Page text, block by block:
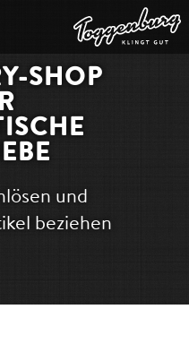
SHOP
und
beziehen